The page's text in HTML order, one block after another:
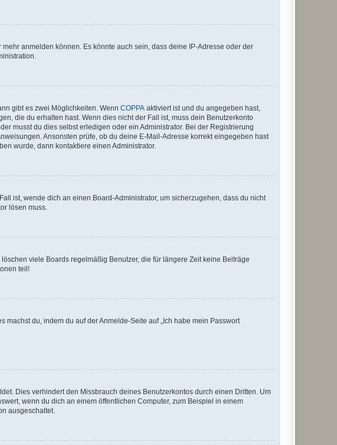
anmelden können. Es könnte auch sein, dass deine IP-Adresse oder der
gibt es zwei Möglichkeiten. Wenn COPPA aktiviert ist und du angegeben hast,
die du erhalten hast. Wenn dies nicht der Fall ist, muss dein Benutzerkonto
musst du dies selbst erledigen oder ein Administrator. Bei der Registrierung
Ansonsten prüfe, ob du deine E-Mail-Adresse korrekt eingegeben hast
wurde, dann kontaktiere einen Administrator.
ist, wende dich an einen Board-Administrator, um sicherzugehen, dass du nicht
lösen muss.
viele Boards regelmäßig Benutzer, die für längere Zeit keine Beiträge
teil!
du, indem du auf der Anmelde-Seite auf „Ich habe mein Passwort
Dies verhindert den Missbrauch deines Benutzerkontos durch einen Dritten. Um
wenn du dich an einem öffentlichen Computer, zum Beispiel in einem
ausgeschaltet.